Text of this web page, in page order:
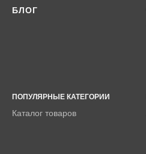
БЛОГ
ПОПУЛЯРНЫЕ КАТЕГОРИИ
Каталог товаров